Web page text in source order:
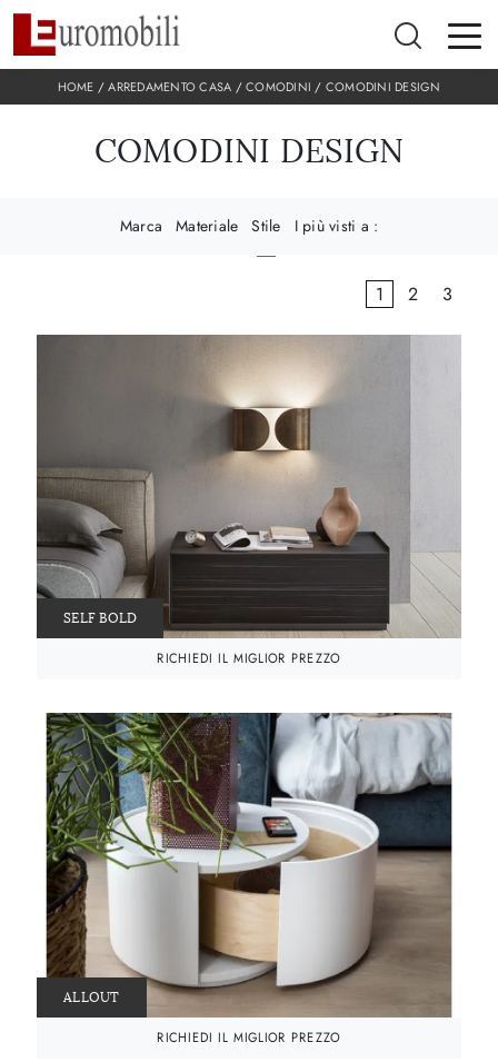
HOME /ARREDAMENTO CASA /COMODINI / COMODINI DESIGN
COMODINI DESIGN
Marca Materiale Stile I più visti a :
1 2 3
SELF BOLD
RICHIEDI IL MIGLIOR PREZZO
ALLOUT
RICHIEDI IL MIGLIOR PREZZO